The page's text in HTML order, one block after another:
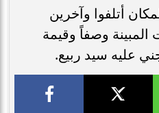
أتلفوا وآخرين
المبينة وصفاً وقيمة
عليه سيد ربيع.